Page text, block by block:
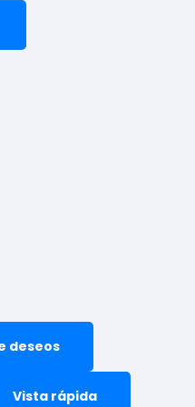
deseos
Vista rápida